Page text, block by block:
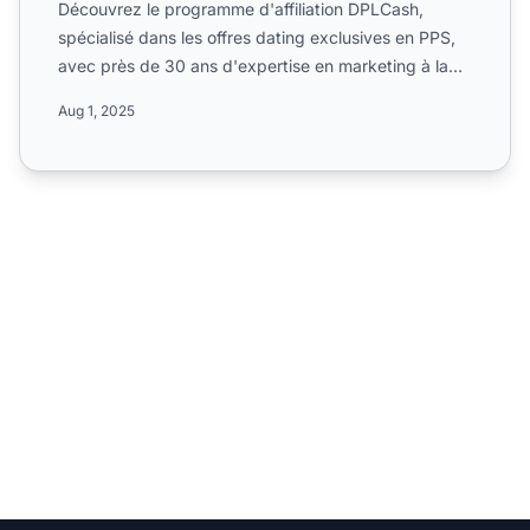
Découvrez le programme d'affiliation DPLCash,
spécialisé dans les offres dating exclusives en PPS,
avec près de 30 ans d'expertise en marketing à la
Aug 1, 2025